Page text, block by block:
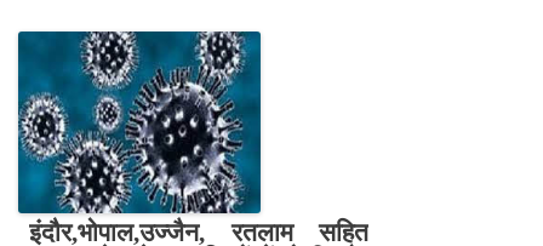
इंदौर,भोपाल,उज्जैन, रतलाम सहित